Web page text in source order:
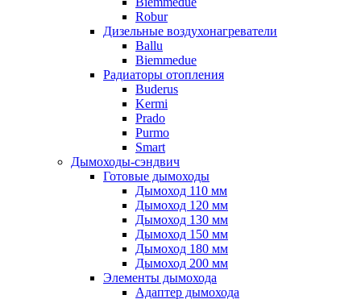
Robur
Дизельные воздухонагреватели
Ballu
Biemmedue
Радиаторы отопления
Buderus
Kermi
Prado
Purmo
Smart
Дымоходы-сэндвич
Готовые дымоходы
Дымоход 110 мм
Дымоход 120 мм
Дымоход 130 мм
Дымоход 150 мм
Дымоход 180 мм
Дымоход 200 мм
Элементы дымохода
Адаптер дымохода